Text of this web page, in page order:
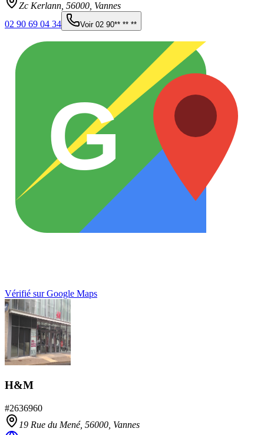
Zc Kerlann, 56000 Vannes
02 90 69 04 34
Voir 02 90** ** **
G
Vérifié sur Google Maps
H&M
#2636960
19 Rue du Mené, 56000 Vannes